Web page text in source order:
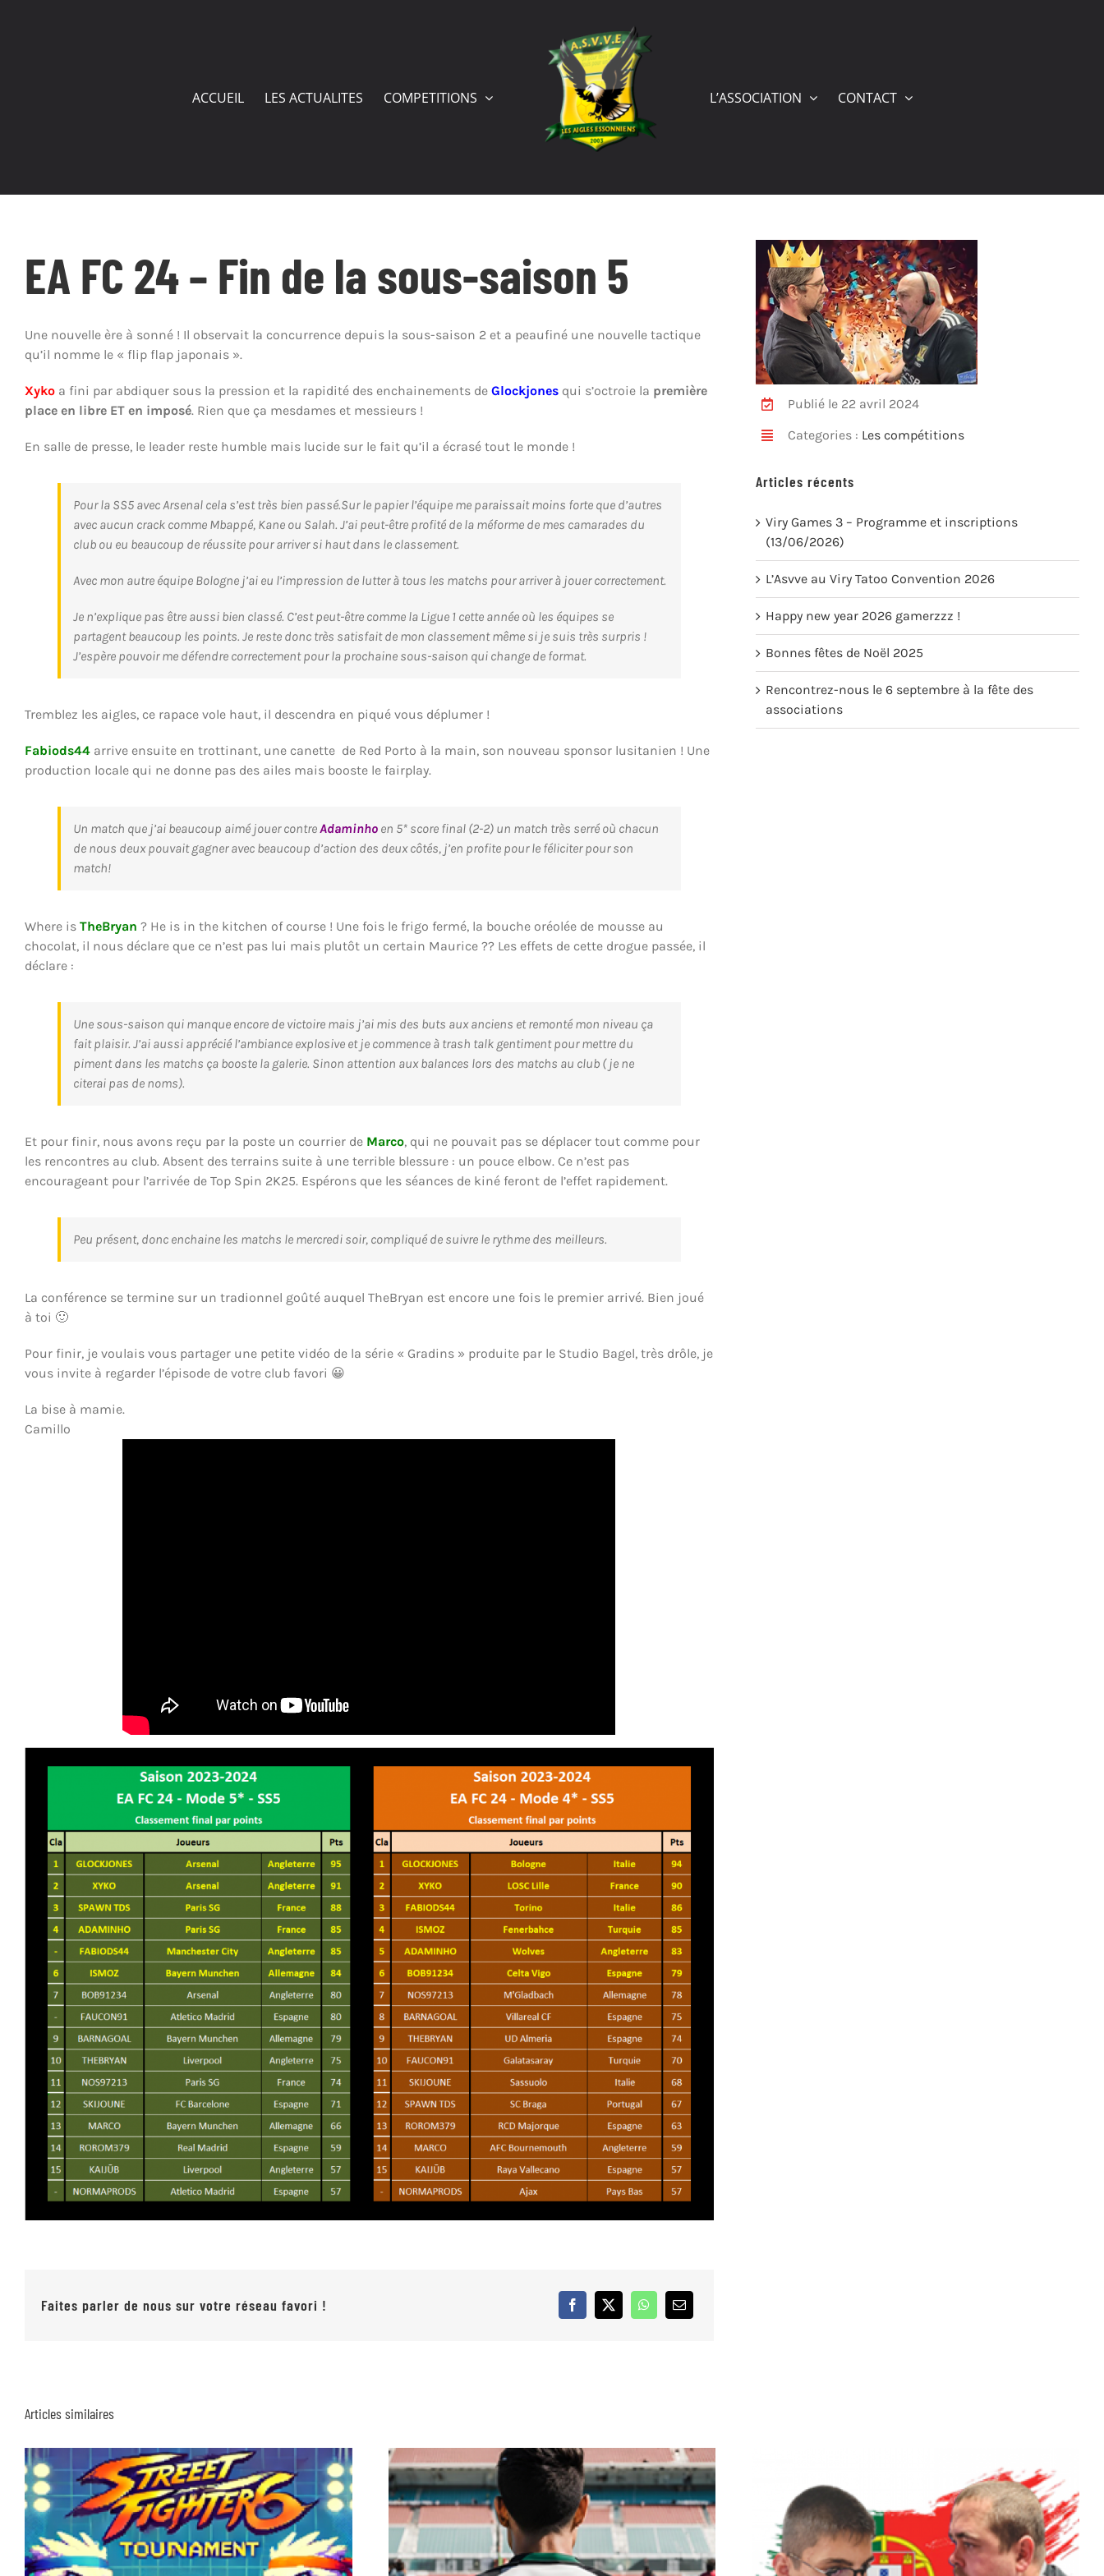
ACCUEIL LES ACTUALITES COMPETITIONS L’ASSOCIATION CONTACT
EA FC 24 – Fin de la sous-saison 5
Une nouvelle ère à sonné ! Il observait la concurrence depuis la sous-saison 2 et a peaufiné une nouvelle tactique
qu’il nomme le « flip flap japonais ».
Xyko a fini par abdiquer sous la pression et la rapidité des enchainements de Glockjones qui s’octroie la première
place en libre ET en imposé. Rien que ça mesdames et messieurs !
En salle de presse, le leader reste humble mais lucide sur le fait qu’il a écrasé tout le monde !
Pour la SS5 avec Arsenal cela s’est très bien passé.Sur le papier l’équipe me paraissait moins forte que d’autres
avec aucun crack comme Mbappé, Kane ou Salah. J’ai peut-être profité de la méforme de mes camarades du
club ou eu beaucoup de réussite pour arriver si haut dans le classement.
Avec mon autre équipe Bologne j’ai eu l’impression de lutter à tous les matchs pour arriver à jouer correctement.
Je n’explique pas être aussi bien classé. C’est peut-être comme la Ligue 1 cette année où les équipes se
partagent beaucoup les points. Je reste donc très satisfait de mon classement même si je suis très surpris !
J’espère pouvoir me défendre correctement pour la prochaine sous-saison qui change de format.
Tremblez les aigles, ce rapace vole haut, il descendra en piqué vous déplumer !
Fabiods44 arrive ensuite en trottinant, une canette de Red Porto à la main, son nouveau sponsor lusitanien ! Une
production locale qui ne donne pas des ailes mais booste le fairplay.
Un match que j’ai beaucoup aimé jouer contreAdaminho en 5* score final (2-2) un match très serré où chacun
de nous deux pouvait gagner avec beaucoup d’action des deux côtés, j’en profite pour le féliciter pour son
match!
Where is TheBryan ? He is in the kitchen of course ! Une fois le frigo fermé, la bouche oréolée de mousse au
chocolat, il nous déclare que ce n’est pas lui mais plutôt un certain Maurice ?? Les effets de cette drogue passée, il
déclare :
Une sous-saison qui manque encore de victoire mais j’ai mis des buts aux anciens et remonté mon niveau ça
fait plaisir. J’ai aussi apprécié l’ambiance explosive et je commence à trash talk gentiment pour mettre du
piment dans les matchs ça booste la galerie. Sinon attention aux balances lors des matchs au club ( je ne
citerai pas de noms).
Et pour finir, nous avons reçu par la poste un courrier de Marco, qui ne pouvait pas se déplacer tout comme pour
les rencontres au club. Absent des terrains suite à une terrible blessure : un pouce elbow. Ce n’est pas
encourageant pour l’arrivée de Top Spin 2K25. Espérons que les séances de kiné feront de l’effet rapidement.
Peu présent, donc enchaine les matchs le mercredi soir, compliqué de suivre le rythme des meilleurs.
La conférence se termine sur un tradionnel goûté auquel TheBryan est encore une fois le premier arrivé. Bien joué
à toi 🙂
Pour finir, je voulais vous partager une petite vidéo de la série « Gradins » produite par le Studio Bagel, très drôle, je
vous invite à regarder l’épisode de votre club favori 😀
La bise à mamie.
Camillo
Faites parler de nous sur votre réseau favori !
Publié le 22 avril 2024
Categories : Les compétitions
Articles récents
Viry Games 3 – Programme et inscriptions
(13/06/2026)
L’Asvve au Viry Tatoo Convention 2026
Happy new year 2026 gamerzzz !
Bonnes fêtes de Noël 2025
Rencontrez-nous le 6 septembre à la fête des
associations
Articles similaires